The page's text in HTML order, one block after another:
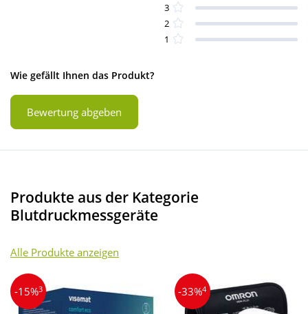
3
2
1
Wie gefällt Ihnen das Produkt?
Bewertung abgeben
Produkte aus der Kategorie
Blutdruckmessgeräte
Alle Produkte anzeigen
-15%3 -33%4